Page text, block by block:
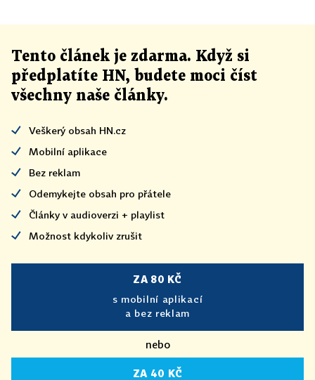
Tento článek je zdarma. Když si
předplatíte HN, budete moci číst
všechny naše články.
Veškerý obsah HN.cz
Mobilní aplikace
Bez reklam
Odemykejte obsah pro přátele
Články v audioverzi + playlist
Možnost kdykoliv zrušit
ZA 80 KČ
s mobilní aplikací
a bez reklam
nebo
ZA 40 KČ